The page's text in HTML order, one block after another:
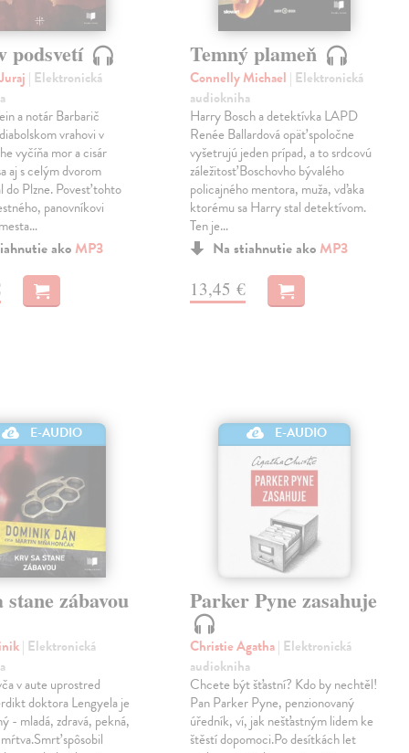
podsvetí
| Elektronická
a notár Barbarič
vrahovi v
vyčíňa mor a cisár
aj s celým dvorom
do Plzne. Povesť tohto
panovníkovi
ako MP3
Temný plameň
Connelly Michael | Elektronická
audiokniha
Harry Bosch a detektívka LAPD
Renée Ballardová opäť spoločne
vyšetrujú jeden prípad, a to srdcovú
záležitosť Boschovho bývalého
policajného mentora, muža, vďaka
ktorému sa Harry stal detektívom.
Ten je…
Na stiahnutie ako MP3
13,45 €
E-AUDIO
zábavou
| Elektronická
v aute uprostred
doktora Lengyela je
- mladá, zdravá, pekná,
spôsobil
E-AUDIO
Parker Pyne zasahuje
Christie Agatha| Elektronická
audiokniha
Chcete být šťastní? Kdo by nechtěl!
Pan Parker Pyne, penzionovaný
úředník, ví, jak nešťastným lidem ke
štěstí dopomoci.Po desítkách let